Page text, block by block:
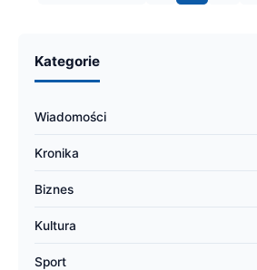
Kategorie
Wiadomości
Kronika
Biznes
Kultura
Sport